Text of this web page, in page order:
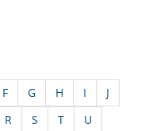
F G H I
J
R S T
U